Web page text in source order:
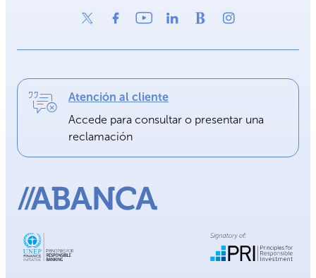
Atención al cliente
Accede para consultar o presentar una
reclamación